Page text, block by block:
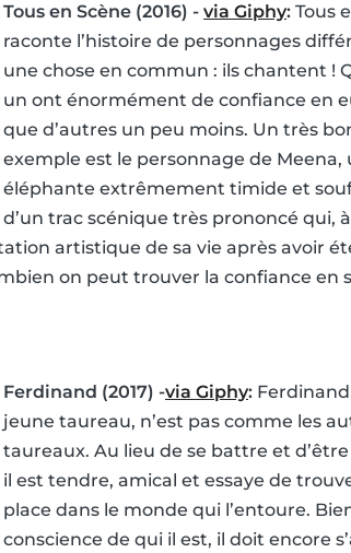
Tous en Scène (2016) - via Giphy: Tous
raconte l’histoire de personnages
une chose en commun : ils chantent !
un ont énormément de confiance en
que d’autres un peu moins. Un très
exemple est le personnage de Meena,
éléphante extrêmement timide et
d’un trac scénique très prononcé qui,
artistique de sa vie après avoir
on peut trouver la confiance en
Ferdinand (2017) -via Giphy:
jeune taureau, n’est pas comme les
taureaux. Au lieu de se battre et
il est tendre, amical et essaye de
place dans le monde qui l’entoure.
conscience de qui il est, il doit encore